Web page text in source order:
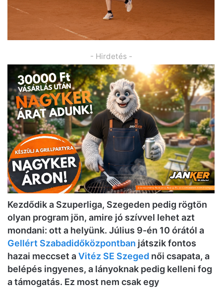
- Hirdetés -
Kezdődik a Szuperliga, Szegeden pedig rögtön
olyan program jön, amire jó szívvel lehet azt
mondani: ott a helyünk. Július 9-én 10 órától a
Gellért Szabadidőközpontban játszik fontos
hazai meccset aVitéz SE Szeged női csapata, a
belépés ingyenes, a lányoknak pedig kelleni fog
a támogatás. Ez most nem csak egy